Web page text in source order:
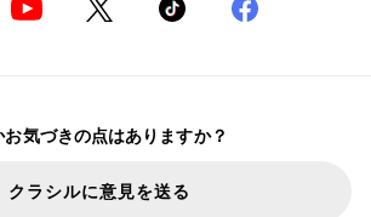
お気づきの点はありますか？
クラシルに意見を送る